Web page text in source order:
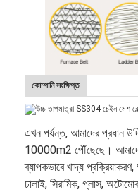
কোম্পানি সংক্ষিপ্ত
এখন পর্যন্ত, আমাদের প্রধান
10000m2 পৌঁছেছে। আমাদের
ব্যাপকভাবে খাদ্য
ঢালাই, সিরামিক, গ্লাস,